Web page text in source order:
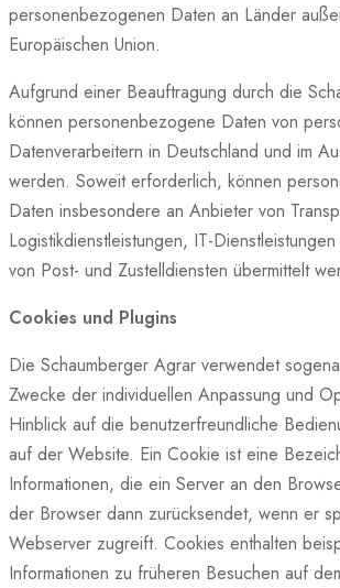
personenbezogenen Daten an Länder
Europäischen Union.
Aufgrund einer Beauftragung durch die
können personenbezogene Daten von
Datenverarbeitern in Deutschland und im
werden. Soweit erforderlich, können
Daten insbesondere an Anbieter von
Logistikdienstleistungen, IT-
von Post- und Zustelldiensten übermittelt
Cookies und Plugins
Die Schaumberger Agrar verwendet
Zwecke der individuellen Anpassung und
Hinblick auf die benutzerfreundliche
auf der Website. Ein Cookie ist eine
Informationen, die ein Server an den
der Browser dann zurücksendet, wenn er
Webserver zugreift. Cookies enthalten
Informationen zu früheren Besuchen auf